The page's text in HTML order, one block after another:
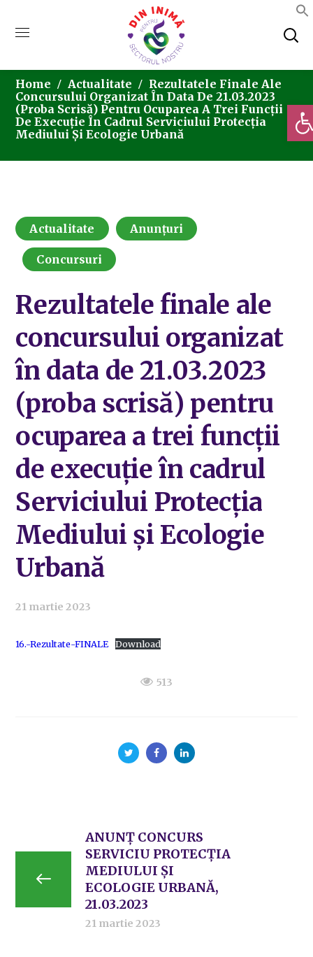
Home Actualitate
Rezultatele Finale Ale
Concursului Organizat În Data De 21.03.2023
(proba Scrisă) Pentru Ocuparea A Trei Funcții
De Execuție În Cadrul Serviciului Protecția
Mediului Și Ecologie Urbană
Actualitate Anunțuri
Concursuri
Rezultatele finale ale
concursului organizat
în data de 21.03.2023
(proba scrisă) pentru
ocuparea a trei funcții
de execuție în cadrul
Serviciului Protecția
Mediului și Ecologie
Urbană
21 martie 2023
16.-Rezultate-FINALE Download
513
ANUNȚ CONCURS
SERVICIU PROTECȚIA
MEDIULUI ȘI
ECOLOGIE URBANĂ,
21.03.2023
21 martie 2023